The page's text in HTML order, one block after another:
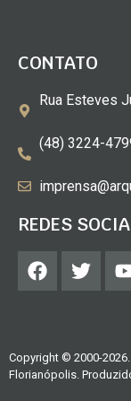
CONTATO
Rua Esteves
(48) 3224-
REDES
Copyright © 2000-
Florianópolis.